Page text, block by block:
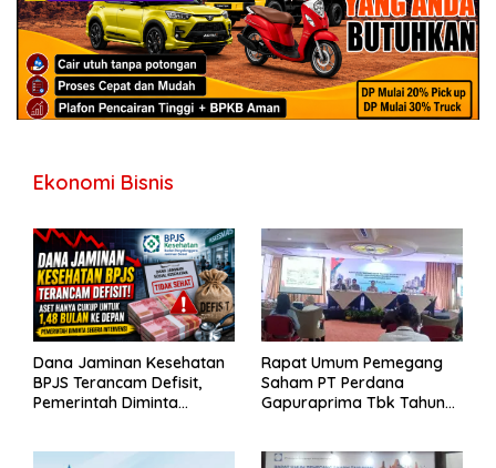
Ekonomi Bisnis
Dana Jaminan Kesehatan
BPJS Terancam Defisit,
Pemerintah Diminta
Rapat Umum Pemegang
Saham PT Perdana
Gapuraprima Tbk Tahun